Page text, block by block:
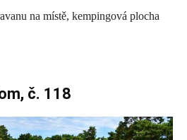
na místě, kempingová plocha
č. 118